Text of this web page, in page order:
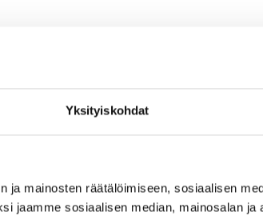
Yksityiskohdat
ja mainosten räätälöimiseen, sosiaalisen
jaamme sosiaalisen median, mainosalan ja